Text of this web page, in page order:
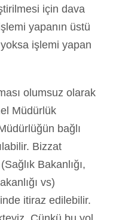
için dava
yapanın üstü
işlemi yapan
olumsuz olarak
Müdürlük
bağlı
Bizzat
Bakanlığı,
vs)
itiraz edilebilir.